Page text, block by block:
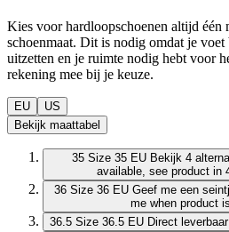
Kies voor hardloopschoenen altijd één
schoenmaat. Dit is nodig omdat je
uitzetten en je ruimte nodig hebt voor
rekening mee bij je keuze.
EU
US
Bekijk maattabel
35 Size 35 EU Bekijk 4
available, see product in
36 Size 36 EU Geef me een
me when product
36.5 Size 36.5 EU Direct leverbaar